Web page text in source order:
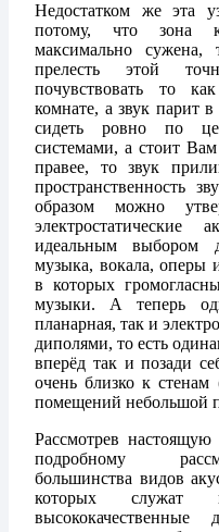
Недостатком же эта
потому, что зона
максимально
прелесть этой
почувствовать то
комнате, а звук парит
сидеть ровно по
системами, а стоит Вам
правее, то звук
пространственность
образом можно
электростатические
идеальным выбором
музыка, вокала, оперы
в которых
музыки. А теперь
планарная, так и
диполями, то есть
вперёд так и позади
очень близко к стенам
помещений небольшой
Рассмотрев
подробному
большинства видов
которых служат
высококачественные